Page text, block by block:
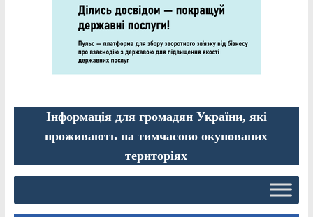
Інформація для громадян України, які
проживають на тимчасово окупованих
територіях